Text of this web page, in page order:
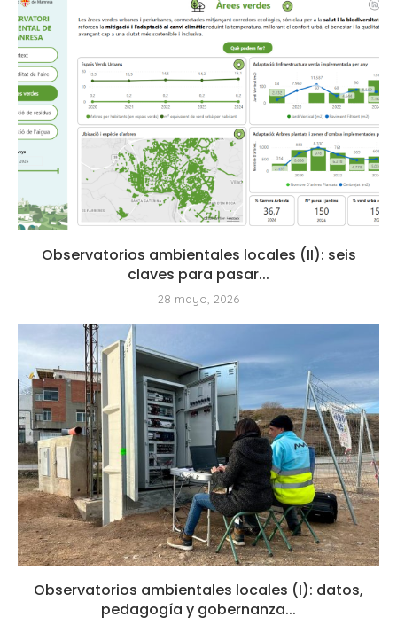
Observatorios ambientales locales (II): seis
claves para pasar...
28 mayo, 2026
Observatorios ambientales locales (I): datos,
pedagogía y gobernanza...